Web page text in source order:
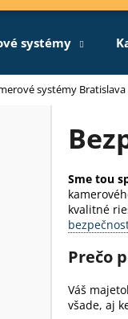
systémy
systémy Bratislava
Sme tou
kvalitné
Prečo
Váš
všade, aj
Čo